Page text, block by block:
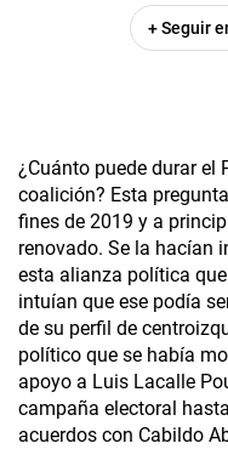
+ Seguir
¿Cuánto puede durar el
coalición? Esta
fines de 2019 y a
renovado. Se la hacían
esta alianza política
intuían que ese podía
de su perfil de
político que se había
apoyo a Luis Lacalle
campaña electoral
acuerdos con Cabildo